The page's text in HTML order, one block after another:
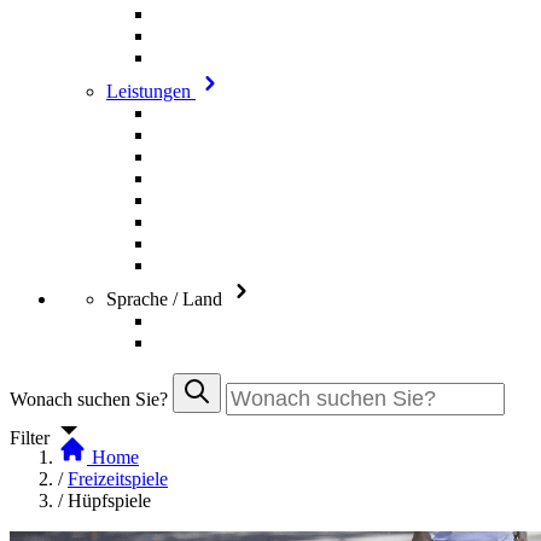
Leistungen
Sprache / Land
Wonach suchen Sie?
Filter
Home
/ Freizeitspiele
/ Hüpfspiele